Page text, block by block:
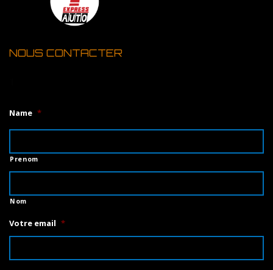
NOUS CONTACTER
Name *
Prenom
Nom
Votre email *